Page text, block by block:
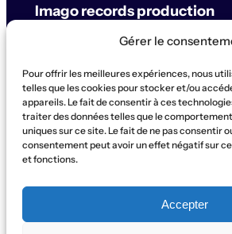
Gérer le
Pour offrir les meilleures expériences, nous
telles que les cookies pour stocker et/ou
appareils. Le fait de consentir à ces
traiter des données telles que le
uniques sur ce site. Le fait de ne pas consentir
consentement peut avoir un effet négatif sur
et fonctions.
Accepter
Imago records production
© Imago records production
SUPPORT
ArtistesConcertsLabelProduction
ContactQui sommes-nous?
SOCIAL
Instagram
WhatsApp
Facebook
YouTube